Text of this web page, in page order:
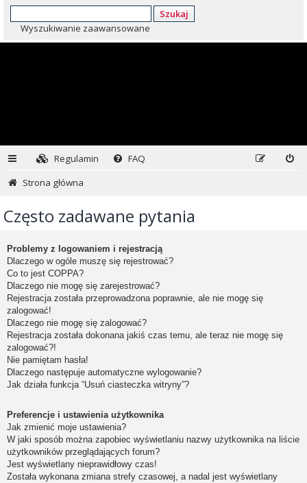
Szukaj
Wyszukiwanie zaawansowane
Regulamin
FAQ
Strona główna
Często zadawane pytania
Problemy z logowaniem i rejestracją
Dlaczego w ogóle muszę się rejestrować?
Co to jest COPPA?
Dlaczego nie mogę się zarejestrować?
Rejestracja została przeprowadzona poprawnie, ale nie mogę się
zalogować!
Dlaczego nie mogę się zalogować?
Rejestracja została dokonana jakiś czas temu, ale teraz nie mogę się
zalogować?!
Nie pamiętam hasła!
Dlaczego następuje automatyczne wylogowanie?
Jak działa funkcja “Usuń ciasteczka witryny”?
Preferencje i ustawienia użytkownika
Jak zmienić moje ustawienia?
W jaki sposób można zapobiec wyświetlaniu nazwy użytkownika na liście
użytkowników przeglądających forum?
Jest wyświetlany nieprawidłowy czas!
Została wykonana zmiana strefy czasowej, a nadal jest wyświetlany